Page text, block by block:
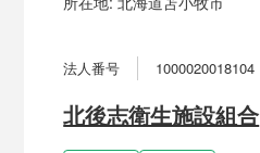
法人番号 1000020018104
北後志衛生施設組合